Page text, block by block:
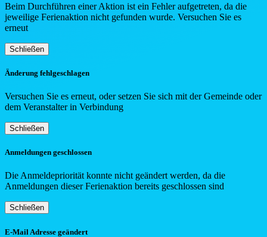
Beim Durchführen einer Aktion ist ein Fehler aufgetreten, da die
jeweilige Ferienaktion nicht gefunden wurde. Versuchen Sie es
erneut
Schließen
Änderung fehlgeschlagen
Versuchen Sie es erneut, oder setzen Sie sich mit der Gemeinde oder
dem Veranstalter in Verbindung
Schließen
Anmeldungen geschlossen
Die Anmeldepriorität konnte nicht geändert werden, da die
Anmeldungen dieser Ferienaktion bereits geschlossen sind
Schließen
E-Mail Adresse geändert